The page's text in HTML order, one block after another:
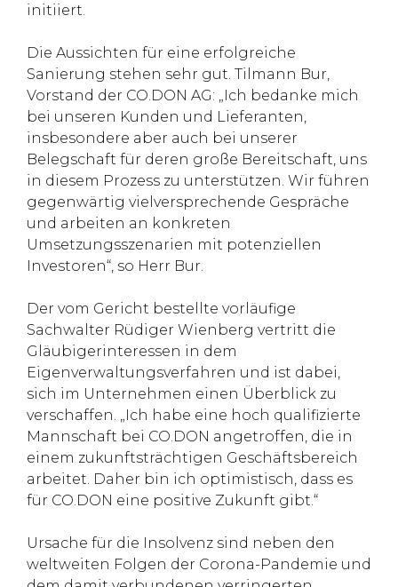
initiiert.
Die Aussichten für eine erfolgreiche
Sanierung stehen sehr gut. Tilmann Bur,
Vorstand der CO.DON AG: „Ich bedanke mich
bei unseren Kunden und Lieferanten,
insbesondere aber auch bei unserer
Belegschaft für deren große Bereitschaft, uns
in diesem Prozess zu unterstützen. Wir führen
gegenwärtig vielversprechende Gespräche
und arbeiten an konkreten
Umsetzungsszenarien mit potenziellen
Investoren“, so Herr Bur.
Der vom Gericht bestellte vorläufige
Sachwalter Rüdiger Wienberg vertritt die
Gläubigerinteressen in dem
Eigenverwaltungsverfahren und ist dabei,
sich im Unternehmen einen Überblick zu
verschaffen. „Ich habe eine hoch qualifizierte
Mannschaft bei CO.DON angetroffen, die in
einem zukunftsträchtigen Geschäftsbereich
arbeitet. Daher bin ich optimistisch, dass es
für CO.DON eine positive Zukunft gibt.“
Ursache für die Insolvenz sind neben den
weltweiten Folgen der Corona-Pandemie und